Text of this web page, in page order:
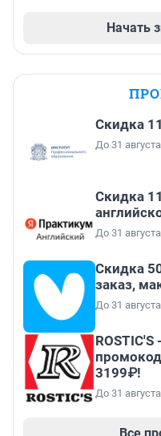
Начать
Скидка
До 31
Скидка
До 31
Скидка
заказ,
До 31
3199₽!
До 31